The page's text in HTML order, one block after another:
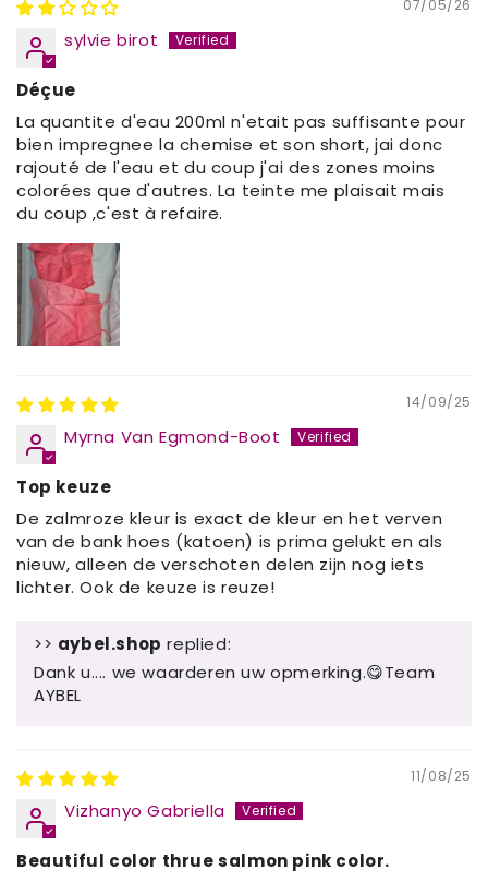
07/05/26
sylvie birot
Déçue
La quantite d'eau 200ml n'etait pas suffisante pour
bien impregnee la chemise et son short, jai donc
rajouté de l'eau et du coup j'ai des zones moins
colorées que d'autres. La teinte me plaisait mais
du coup ,c'est à refaire.
14/09/25
Myrna Van Egmond-Boot
Top keuze
De zalmroze kleur is exact de kleur en het verven
van de bank hoes (katoen) is prima gelukt en als
nieuw, alleen de verschoten delen zijn nog iets
lichter. Ook de keuze is reuze!
>> aybel.shop replied:
Dank u.... we waarderen uw opmerking.😋Team
AYBEL
11/08/25
Vizhanyo Gabriella
Beautiful color thrue salmon pink color.